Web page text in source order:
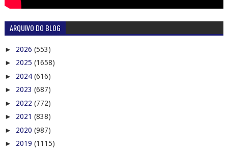
ARQUIVO DO BLOG
► 2026 (553)
► 2025 (1658)
► 2024 (616)
► 2023 (687)
► 2022 (772)
► 2021 (838)
► 2020 (987)
► 2019 (1115)